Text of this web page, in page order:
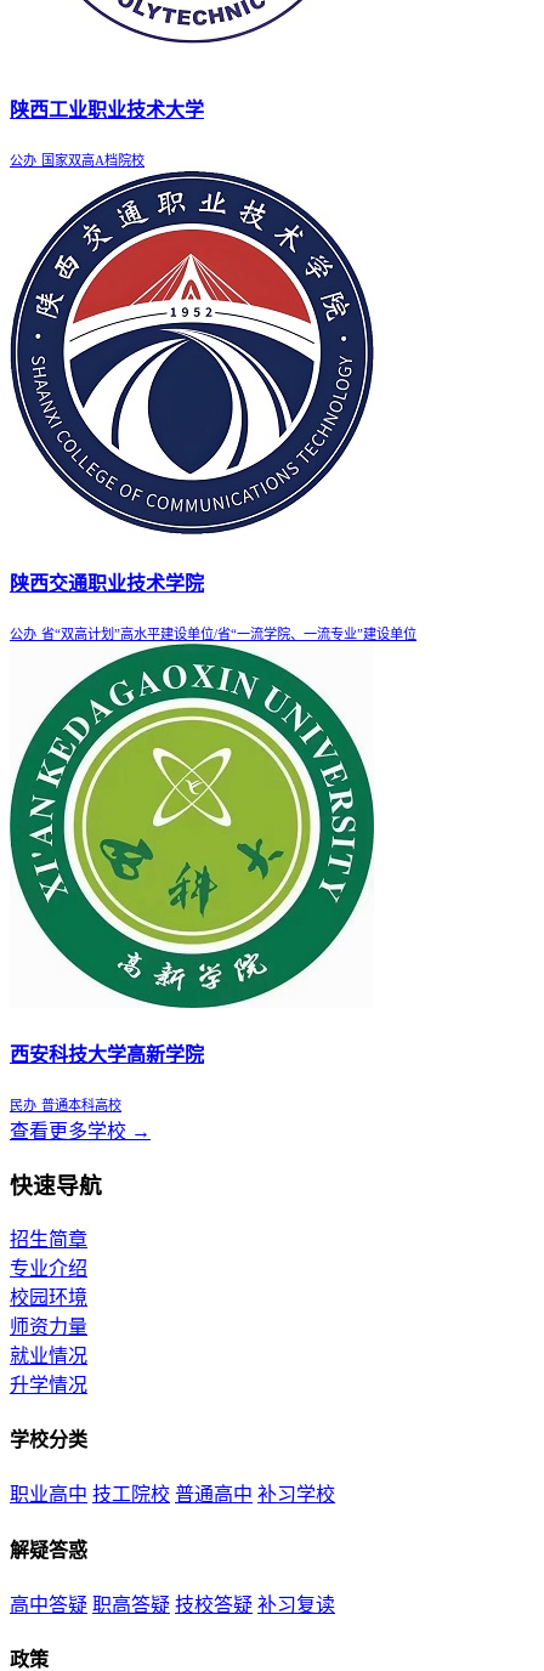
陕西工业职业技术大学
公办 国家双高A档院校
陕西交通职业技术学院
公办 省“双高计划”高水平建设单位/省“一流学院、一流专业”建设单位
西安科技大学高新学院
民办 普通本科高校
查看更多学校 →
快速导航
招生简章
专业介绍
校园环境
师资力量
就业情况
升学情况
学校分类
职业高中 技工院校 普通高中 补习学校
解疑答惑
高中答疑 职高答疑 技校答疑 补习复读
政策